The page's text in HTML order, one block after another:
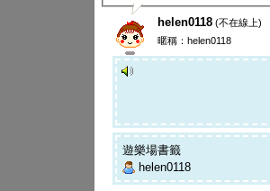
helen0118 (不在線上)
暱稱：helen0118
遊樂場書籤
helen0118